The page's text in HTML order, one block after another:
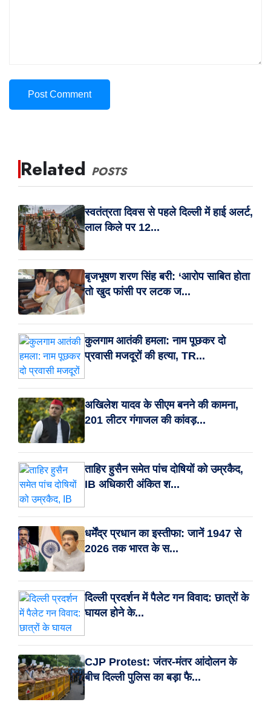
Post Comment
Related POSTS
स्वतंत्रता दिवस से पहले दिल्ली में हाई अलर्ट,
लाल किले पर 12...
बृजभूषण शरण सिंह बरी: ‘आरोप साबित होता
तो खुद फांसी पर लटक ज...
कुलगाम आतंकी हमला: नाम पूछकर दो
प्रवासी मजदूरों की हत्या, TR...
अखिलेश यादव के सीएम बनने की कामना,
201 लीटर गंगाजल की कांवड़...
ताहिर हुसैन समेत पांच दोषियों को उम्रकैद,
IB अधिकारी अंकित श...
धर्मेंद्र प्रधान का इस्तीफा: जानें 1947 से
2026 तक भारत के स...
दिल्ली प्रदर्शन में पैलेट गन विवाद: छात्रों के
घायल होने के...
CJP Protest: जंतर-मंतर आंदोलन के
बीच दिल्ली पुलिस का बड़ा फै...